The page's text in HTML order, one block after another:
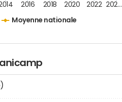
Moyenne nationale
2016 2018 2020 2022 202…